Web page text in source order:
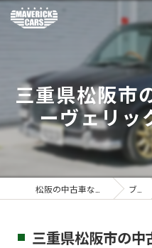
三重県松阪市
ーヴェリッ
ブログ
三重県松阪市の中